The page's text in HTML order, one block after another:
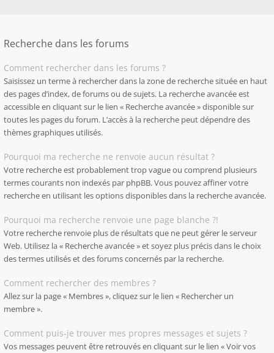
Recherche dans les forums
Comment rechercher dans les forums ?
Saisissez un terme à rechercher dans la zone de recherche située en haut
des pages d’index, de forums ou de sujets. La recherche avancée est
accessible en cliquant sur le lien « Recherche avancée » disponible sur
toutes les pages du forum. L’accès à la recherche peut dépendre des
thèmes graphiques utilisés.
Pourquoi ma recherche ne renvoie aucun résultat ?
Votre recherche est probablement trop vague ou comprend plusieurs
termes courants non indexés par phpBB. Vous pouvez affiner votre
recherche en utilisant les options disponibles dans la recherche avancée.
Pourquoi ma recherche renvoie une page blanche ?!
Votre recherche renvoie plus de résultats que ne peut gérer le serveur
Web. Utilisez la « Recherche avancée » et soyez plus précis dans le choix
des termes utilisés et des forums concernés par la recherche.
Comment rechercher des membres ?
Allez sur la page « Membres », cliquez sur le lien « Rechercher un
membre ».
Comment puis-je trouver mes propres messages et sujets ?
Vos messages peuvent être retrouvés en cliquant sur le lien « Voir vos